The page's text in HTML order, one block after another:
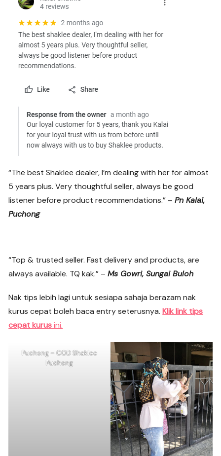
“The best Shaklee dealer, I’m dealing with her for almost
5 years plus. Very thoughtful seller, always be good
listener before product recommendations.” –Pn Kalai,
Puchong
“Top & trusted seller. Fast delivery and products, are
always available. TQ kak.” –Ms Gowri, Sungai Buloh
Nak tips lebih lagi untuk sesiapa sahaja berazam nak
kurus cepat boleh baca entry seterusnya.Klik link tips
cepat kurusini.
Puchong – COD Shaklee
Puchong